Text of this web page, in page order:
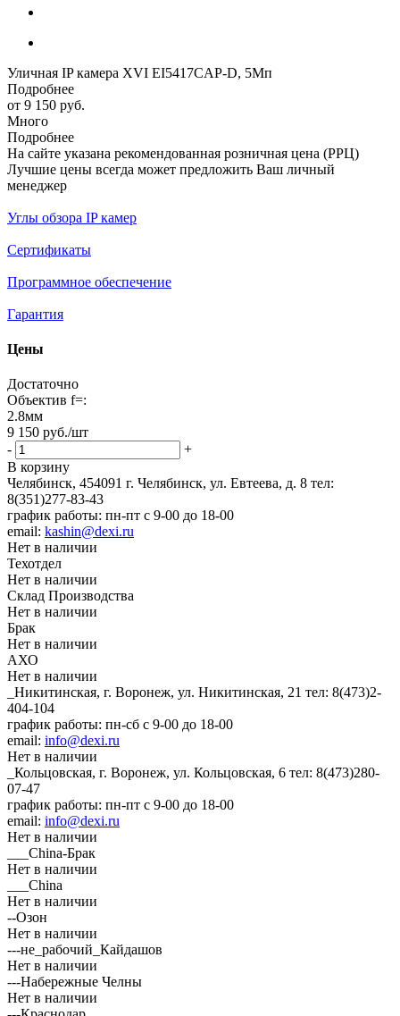
Уличная IP камера XVI EI5417CAP-D, 5Мп
Подробнее
от 9 150 руб.
Много
Подробнее
На сайте указана рекомендованная розничная цена (РРЦ)
Лучшие цены всегда может предложить Ваш личный
менеджер
Углы обзора IP камер
Сертификаты
Программное обеспечение
Гарантия
Цены
Достаточно
Объектив f=:
2.8мм
9 150 руб./шт
-
+
В корзину
Челябинск, 454091 г. Челябинск, ул. Евтеева, д. 8 тел:
8(351)277-83-43
график работы: пн-пт с 9-00 до 18-00
email: kashin@dexi.ru
Нет в наличии
Техотдел
Нет в наличии
Склад Производства
Нет в наличии
Брак
Нет в наличии
АХО
Нет в наличии
_Никитинская, г. Воронеж, ул. Никитинская, 21 тел: 8(473)2-
404-104
график работы: пн-сб с 9-00 до 18-00
email: info@dexi.ru
Нет в наличии
_Кольцовская, г. Воронеж, ул. Кольцовская, 6 тел: 8(473)280-
07-47
график работы: пн-пт с 9-00 до 18-00
email: info@dexi.ru
Нет в наличии
___China-Брак
Нет в наличии
___China
Нет в наличии
--Озон
Нет в наличии
---не_рабочий_Кайдашов
Нет в наличии
---Набережные Челны
Нет в наличии